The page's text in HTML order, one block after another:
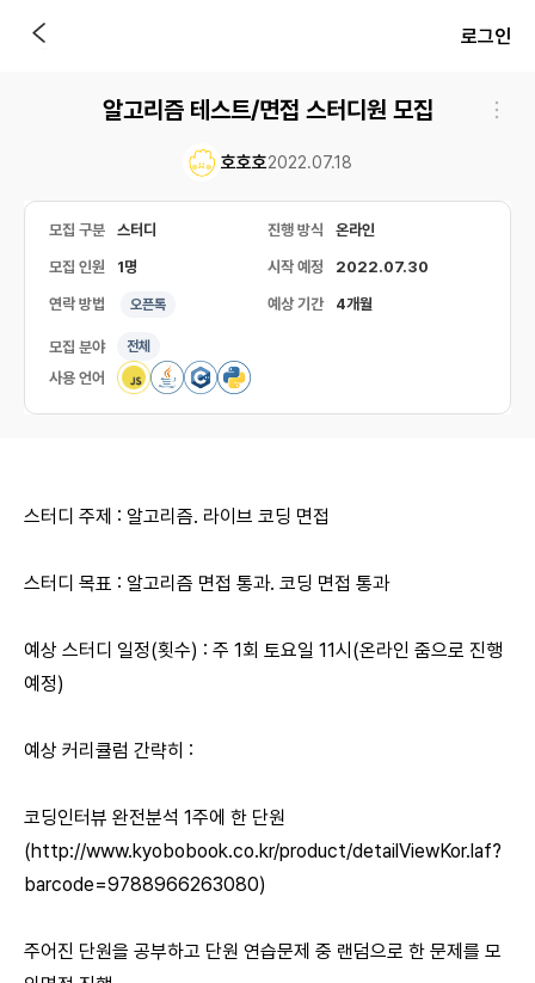
로그인
알고리즘 테스트/면접 스터디원 모집
호호호2022.07.18
모집 구분 스터디 진행 방식 온라인
모집 인원 1명 시작 예정 2022.07.30
연락 방법 오픈톡 예상 기간 4개월
모집 분야 전체
사용 언어
스터디 주제 : 알고리즘. 라이브 코딩 면접
스터디 목표 : 알고리즘 면접 통과. 코딩 면접 통과
예상 스터디 일정(횟수) : 주 1회 토요일 11시(온라인 줌으로 진행
예정)
예상 커리큘럼 간략히 :
코딩인터뷰 완전분석 1주에 한 단원
(http://www.kyobobook.co.kr/product/detailViewKor.laf?
barcode=9788966263080)
주어진 단원을 공부하고 단원 연습문제 중 랜덤으로 한 문제를 모